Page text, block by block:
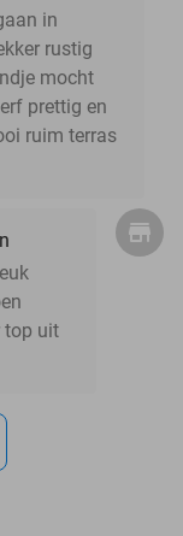
in
rustig
mocht
prettig en
ruim terras
top uit